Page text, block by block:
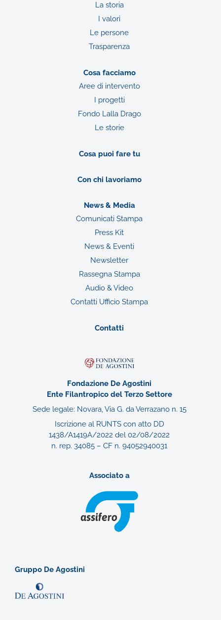
La storia
I valori
Le persone
Trasparenza
Cosa facciamo
Aree di intervento
I progetti
Fondo Lalla Drago
Le storie
Cosa puoi fare tu
Con chi lavoriamo
News & Media
Comunicati Stampa
Press Kit
News & Eventi
Newsletter
Rassegna Stampa
Audio & Video
Contatti Ufficio Stampa
Contatti
Fondazione De Agostini
Ente Filantropico del Terzo Settore
Sede legale: Novara, Via G. da Verrazano n. 15
Iscrizione al RUNTS con atto DD
1438/A1419A/2022 del 02/08/2022
n. rep. 34085 – CF n. 94052940031
Associato a
Gruppo De Agostini